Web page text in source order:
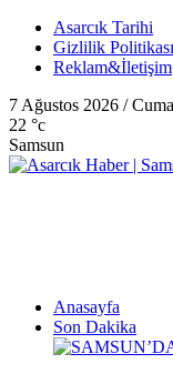
Asarcık Tarihi
Gizlilik Politikası
Reklam&İletişim
7 Ağustos 2026 / Cuma
22 °c
Samsun
Anasayfa
Son Dakika